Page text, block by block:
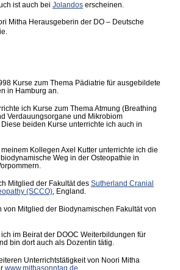
ist auch bei Jolandos erscheinen.
Mitha Herausgeberin der DO – Deutsche
Kurse zum Thema Pädiatrie für ausgebildete
in Hamburg an.
ich Kurse zum Thema Atmung (Breathing
Verdauungsorgane und Mikrobiom
beiden Kurse unterrichte ich auch in
Kollegen Axel Kutter unterrichte ich die
Weg in der Osteopathie in
Mitglied der Fakultät des Sutherland Cranial
(SCCO), England.
von Mitglied der Biodynamischen Fakultät von
im Beirat der DOOC Weiterbildungen für
bin dort auch als Dozentin tätig.
Unterrichtstätigkeit von Noori Mitha
www.mithasonntag.de